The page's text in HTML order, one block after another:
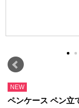
NEW
ペンケース ペン立